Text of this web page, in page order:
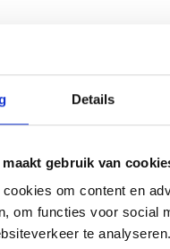
Details
gebruik van
om content en
om functies voor social
te